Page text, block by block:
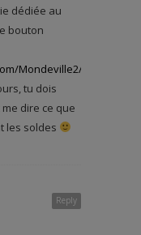
dédiée au
bouton
Mondeville2/
tu dois
dire ce que
les soldes
Reply